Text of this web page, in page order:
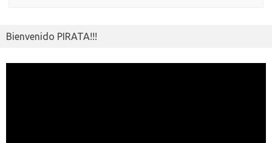
Bienvenido PIRATA!!!